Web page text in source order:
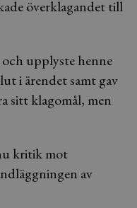
överklagandet till
upplyste henne
i ärendet samt gav
sitt klagomål, men
kritik mot
av